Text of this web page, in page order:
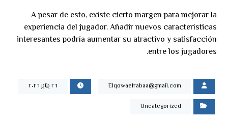
A pesar de esto, existe cierto margen para mejorar la
experiencia del jugador. Añadir nuevos características
interesantes podría aumentar su atractivo y satisfacción
entre los jugadores.
Elqowaelrabaa@gmail.com ٢٦ يناير ٢٠٢٦
Uncategorized